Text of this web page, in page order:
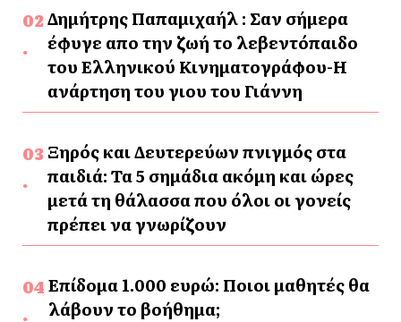
Δημήτρης Παπαμιχαήλ : Σαν σήμερα
έφυγε απο την ζωή το λεβεντόπαιδο
του Ελληνικού Κινηματογράφου-Η
ανάρτηση του γιου του Γιάννη
Ξηρός και Δευτερεύων πνιγμός στα
παιδιά: Τα 5 σημάδια ακόμη και ώρες
μετά τη θάλασσα που όλοι οι γονείς
πρέπει να γνωρίζουν
Επίδομα 1.000 ευρώ: Ποιοι μαθητές θα
λάβουν το βοήθημα;